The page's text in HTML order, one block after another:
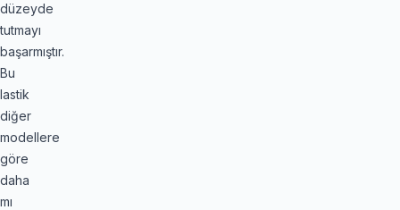
düzeyde
tutmayı
başarmıştır.
Bu
lastik
diğer
modellere
göre
daha
mı